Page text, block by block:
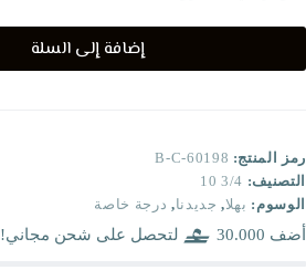
إضافة إلى السلة
رمز المنتج: B-C-60198
التصنيف: 3/4 10
الوسوم: بهلا, جديدنا, درجة خاصة
أضف 30.000 لتحصل على شحن مجاني!